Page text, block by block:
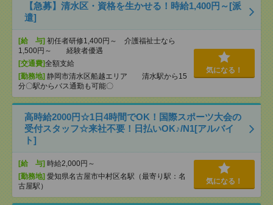
【急募】清水区・資格を生かせる！時給1,400円～[派
遣]
[給 与] 初任者研修1,400円～ 介護福祉士なら
1,500円～ 経験者優遇
[交通費]全額支給
[勤務地] 静岡市清水区船越エリア 清水駅から15
分〇駅からバス通勤も可能〇
気になる！
高時給2000円☆1日4時間でOK！国際スポーツ大会の
受付スタッフ☆来社不要！日払いOK♪/N1[アルバイ
ト]
[給 与] 時給2,000円～
[勤務地] 愛知県名古屋市中村区名駅（最寄り駅：名
古屋駅）
気になる！